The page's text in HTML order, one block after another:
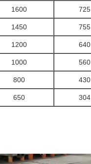
1600 725
1450 755
1200 640
1000 560
800 430
650 304